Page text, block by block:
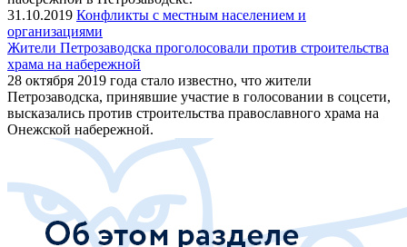
31.10.2019 Конфликты с местным населением и
организациями
Жители Петрозаводска проголосовали против строительства
храма на набережной
28 октября 2019 года стало известно, что жители
Петрозаводска, принявшие участие в голосовании в соцсети,
высказались против строительства православного храма на
Онежской набережной.